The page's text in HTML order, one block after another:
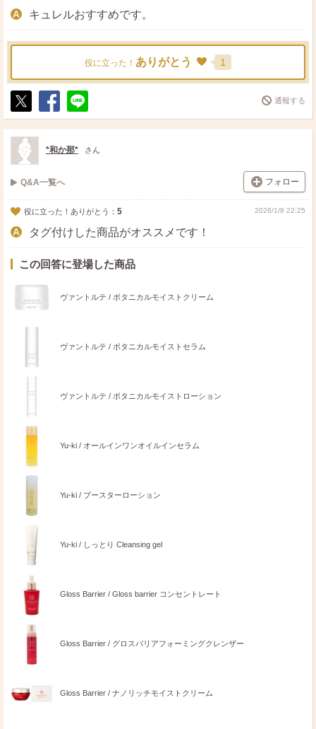
キュレルおすすめです。
役に立った！ ありがとう 1
ポ
ス
ト
シ
ェ
送
る
通報する
*和か那* さん
Q&A一覧へ フォロー
役に立った！ありがとう： 5 2026/1/8 22:25
タグ付けした商品がオススメです！
この回答に登場した商品
ヴァントルテ / ボタニカルモイストクリーム
ヴァントルテ / ボタニカルモイストセラム
ヴァントルテ / ボタニカルモイストローション
Yu-ki / オールインワンオイルインセラム
Yu-ki / ブースターローション
Yu-ki / しっとり Cleansing gel
Gloss Barrier / Gloss barrier コンセントレート
Gloss Barrier / グロスバリアフォーミングクレンザー
Gloss Barrier / ナノリッチモイストクリーム